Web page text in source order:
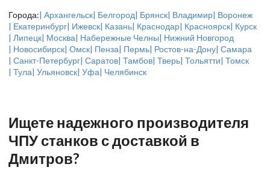
Города:| Архангельск| Белгород| Брянск| Владимир| Воронеж
| Екатеринбург| Ижевск| Казань| Краснодар| Красноярск| Курск
| Липецк| Москва| Набережные Челны| Нижний Новгород
| Новосибирск| Омск| Пенза| Пермь| Ростов-на-Дону| Самара
| Санкт-Петербург| Саратов| Тамбов| Тверь| Тольятти| Томск
| Тула| Ульяновск| Уфа| Челябинск
Ищете надежного производителя
ЧПУ станков с доставкой в
Дмитров?